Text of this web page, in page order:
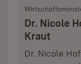
Dr. Nicole
Kraut
Dr. Nicole